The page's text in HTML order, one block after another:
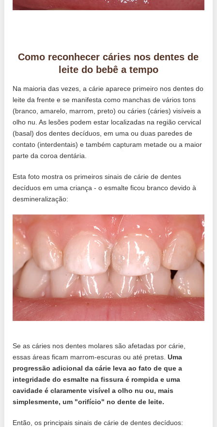
Como reconhecer cáries nos dentes de
leite do bebê a tempo
Na maioria das vezes, a cárie aparece primeiro nos dentes do
leite da frente e se manifesta como manchas de vários tons
(branco, amarelo, marrom, preto) ou cáries (cáries) visíveis a
olho nu. As lesões podem estar localizadas na região cervical
(basal) dos dentes decíduos, em uma ou duas paredes de
contato (interdentais) e também capturam metade ou a maior
parte da coroa dentária.
Esta foto mostra os primeiros sinais de cárie de dentes
decíduos em uma criança - o esmalte ficou branco devido à
desmineralização:
Se as cáries nos dentes molares são afetadas por cárie,
essas áreas ficam marrom-escuras ou até pretas.Uma
progressão adicional da cárie leva ao fato de que a
integridade do esmalte na fissura é rompida e uma
cavidade é claramente visível a olho nu ou, mais
simplesmente, um "orifício" no dente de leite.
Então, os principais sinais de cárie de dentes decíduos: